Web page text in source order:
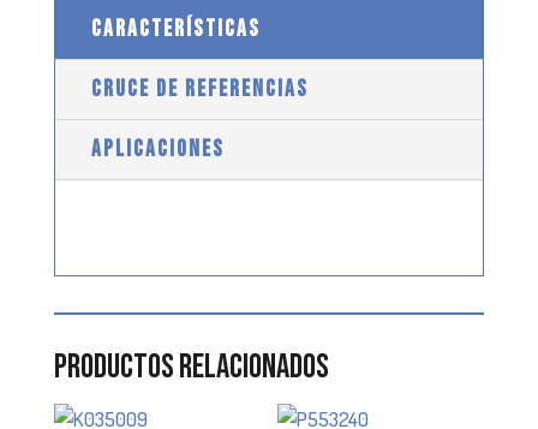
CARACTERÍSTICAS
CRUCE DE REFERENCIAS
APLICACIONES
Productos relacionados